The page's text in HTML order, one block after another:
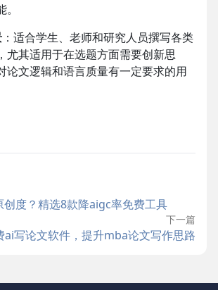
：适合学生、老师和研究人员撰写各类
尤其适用于在选题方面需要创新思
论文逻辑和语言质量有一定要求的用
创度？精选8款降aigc率免费工具
下一篇
ai写论文软件，提升mba论文写作思路